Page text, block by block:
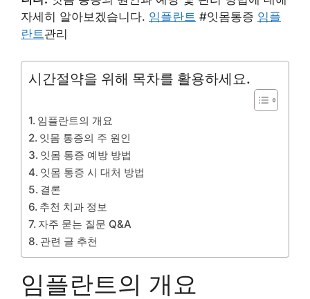
자세히 알아보겠습니다. 임플란트 #잇몸통증 임플
란트관리
시간절약을 위해 목차를 활용하세요.
임플란트의 개요
잇몸 통증의 주 원인
잇몸 통증 예방 방법
잇몸 통증 시 대처 방법
결론
추천 치과 정보
자주 묻는 질문 Q&A
관련 글 추천
임플란트의 개요